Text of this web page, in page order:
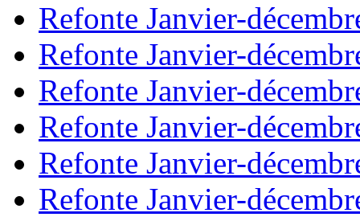
Refonte Janvier-
Refonte Janvier-
Refonte Janvier-
Refonte Janvier-
Refonte Janvier-
Refonte Janvier-